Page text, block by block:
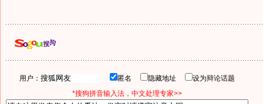
用户： 匿名 隐藏地址
设为辩论话题
*搜狗拼音输入法，中文处理专家>>